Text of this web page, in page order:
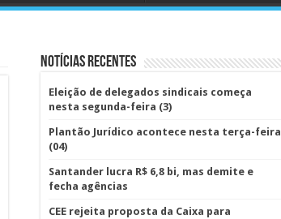
Notícias Recentes
Eleição de delegados sindicais começa
nesta segunda-feira (3)
Plantão Jurídico acontece nesta terça-feira
(04)
Santander lucra R$ 6,8 bi, mas demite e
fecha agências
CEE rejeita proposta da Caixa para